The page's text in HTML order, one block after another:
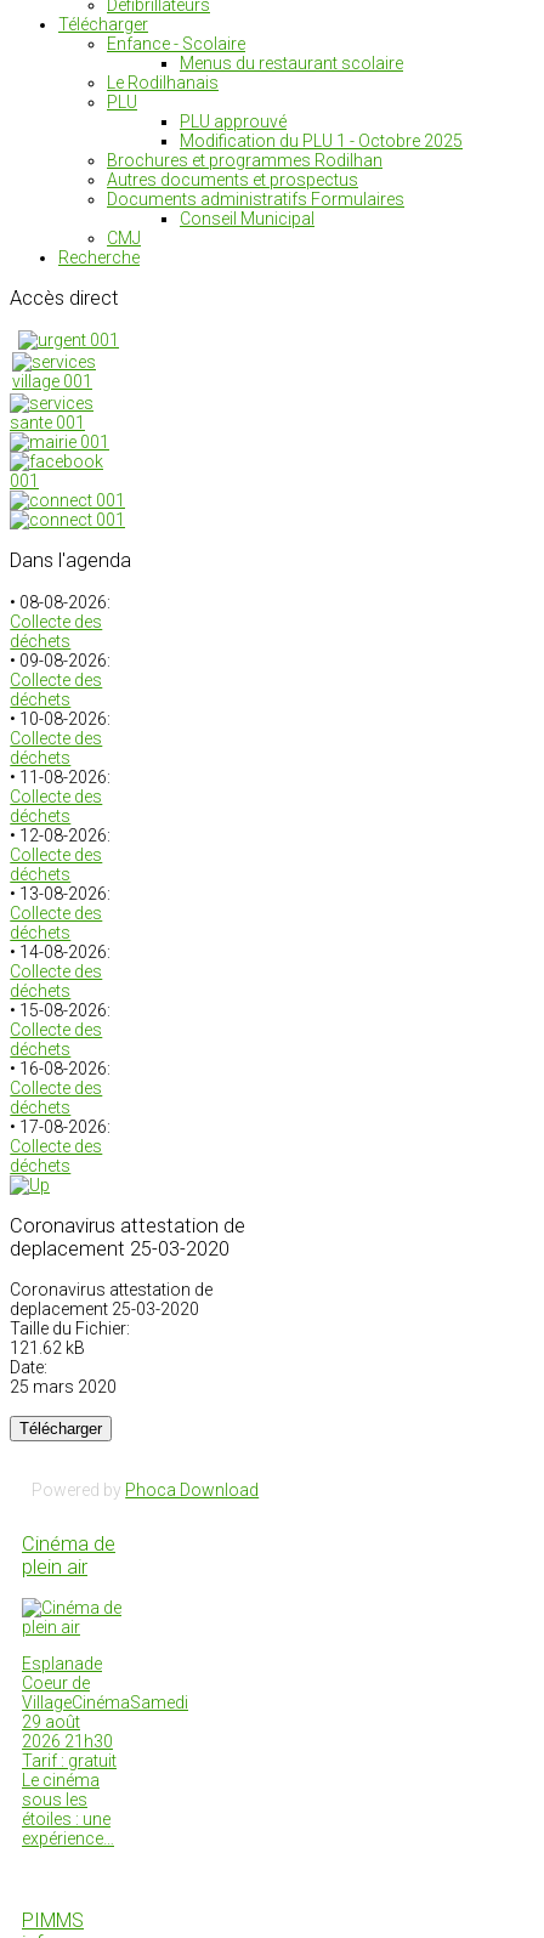
Défibrillateurs
Télécharger
Enfance - Scolaire
Menus du restaurant scolaire
Le Rodilhanais
PLU
PLU approuvé
Modification du PLU 1 - Octobre 2025
Brochures et programmes Rodilhan
Autres documents et prospectus
Documents administratifs Formulaires
Conseil Municipal
CMJ
Recherche
Accès direct
Dans l'agenda
• 08-08-2026:
Collecte des
déchets
• 09-08-2026:
Collecte des
déchets
• 10-08-2026:
Collecte des
déchets
• 11-08-2026:
Collecte des
déchets
• 12-08-2026:
Collecte des
déchets
• 13-08-2026:
Collecte des
déchets
• 14-08-2026:
Collecte des
déchets
• 15-08-2026:
Collecte des
déchets
• 16-08-2026:
Collecte des
déchets
• 17-08-2026:
Collecte des
déchets
Coronavirus attestation de
deplacement 25-03-2020
Coronavirus attestation de
deplacement 25-03-2020
Taille du Fichier:
121.62 kB
Date:
25 mars 2020
Powered by Phoca Download
Cinéma de
plein air
Esplanade
Coeur de
VillageCinémaSamedi
29 août
2026 21h30
Tarif : gratuit
Le cinéma
sous les
étoiles : une
expérience…
PIMMS